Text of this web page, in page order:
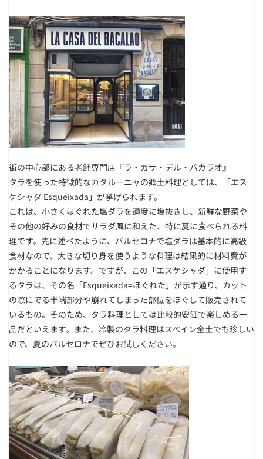
街の中心部にある老舗専門店『ラ・カサ・デル・バカラオ』
タラを使った特徴的なカタルーニャの郷土料理としては、「エス
ケシャダ Esqueixada」が挙げられます。
これは、小さくほぐれた塩ダラを適度に塩抜きし、新鮮な野菜や
その他の好みの食材でサラダ風に和えた、特に夏に食べられる料
理です。先に述べたように、バルセロナで塩ダラは基本的に高級
食材なので、大きな切り身を使うような料理は結果的に材料費が
かかることになります。ですが、この「エスケシャダ」に使用す
るタラは、その名「Esqueixada=ほぐれた」が示す通り、カット
の際にでる半端部分や崩れてしまった部位をほぐして販売されて
いるもの。そのため、タラ料理としては比較的安価で楽しめる一
品だといえます。また、冷製のタラ料理はスペイン全土でも珍しい
ので、夏のバルセロナでぜひお試しください。